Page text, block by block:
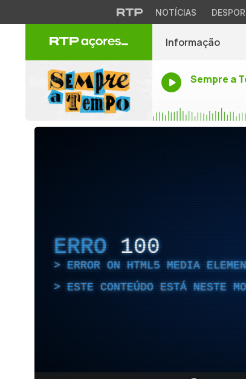
NOTÍCIAS
Informação
Sempre a
ERRO 100
ERROR ON HTML5 MEDIA
ESTE CONTEÚDO ESTÁ NESTE